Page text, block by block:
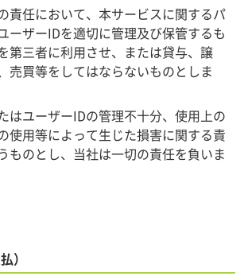
責任において、本サービスに関するパ
ーザーIDを適切に管理及び保管するも
第三者に利用させ、または貸与、譲
売買等をしてはならないものとしま
はユーザーIDの管理不十分、使用上の
使用等によって生じた損害に関する責
ものとし、当社は一切の責任を負いま
）